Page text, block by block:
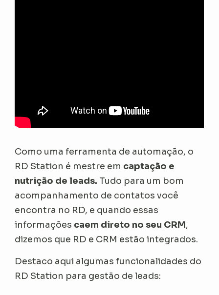
Como uma ferramenta de automação, o
RD Station é mestre em captação e
nutrição de leads. Tudo para um bom
acompanhamento de contatos você
encontra no RD, e quando essas
informações caem direto no seu CRM,
dizemos que RD e CRM estão integrados.
Destaco aqui algumas funcionalidades do
RD Station para gestão de leads: